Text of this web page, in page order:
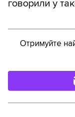
говорили у
Отримуйте